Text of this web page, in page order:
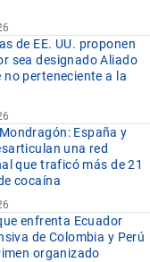
de EE. UU. proponen
sea designado Aliado
perteneciente a la
España y
una red
que traficó más de 21
cocaína
enfrenta Ecuador
de Colombia y Perú
organizado